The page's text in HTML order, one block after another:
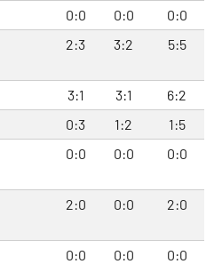
0:0 0:0
0:0
2:3 3:2 5:5
3:1 3:1
6:2
0:3 1:2
1:5
0:0 0:0 0:0
2:0 0:0 2:0
0:0 0:0 0:0